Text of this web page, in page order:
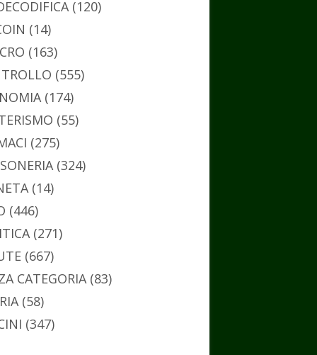
(120)
(14)
(163)
(555)
(174)
(55)
(275)
(324)
(14)
(446)
(271)
(667)
CATEGORIA(83)
(58)
(347)